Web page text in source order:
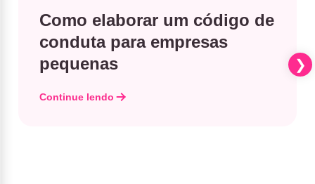
Como elaborar um código de
conduta para empresas
pequenas
Continue lendo